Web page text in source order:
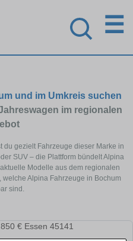
☰
und im Umkreis suchen
im regionalen
du gezielt Fahrzeuge dieser Marke in
SUV – die Plattform bündelt Alpina
Modelle aus dem regionalen
Alpina Fahrzeuge in Bochum
sind.